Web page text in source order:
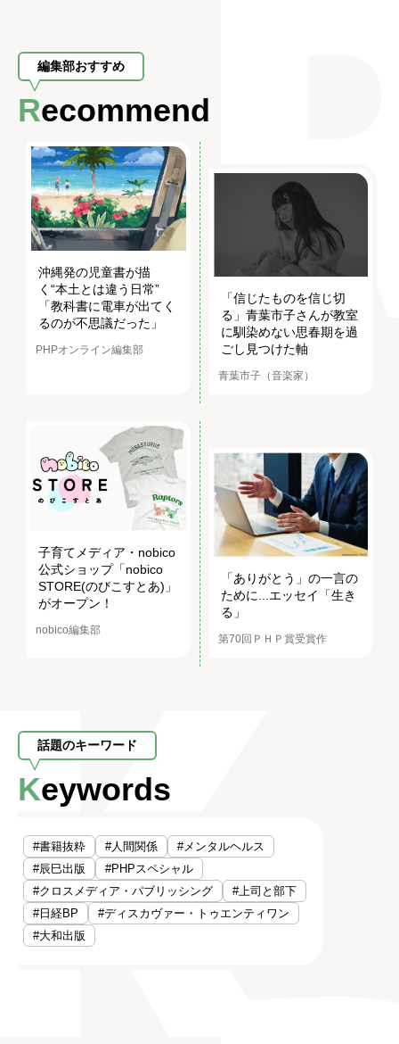
編集部おすすめ
Recommend
沖縄発の児童書が描
く“本土とは違う日常”
「教科書に電車が出てく
るのが不思議だった」
PHPオンライン編集部
「信じたものを信じ切
る」青葉市子さんが教室
に馴染めない思春期を過
ごし見つけた軸
青葉市子（音楽家）
子育てメディア・nobico
公式ショップ「nobico
STORE(のびこすとあ)」
がオープン！
nobico編集部
「ありがとう」の一言の
ために...エッセイ「生き
る」
第70回ＰＨＰ賞受賞作
話題のキーワード
Keywords
#書籍抜粋 #人間関係
#メンタルヘルス
#辰巳出版
#PHPスペシャル
#クロスメディア・パブリッシング
#上司と部下
#日経BP
#ディスカヴァー・トゥエンティワン
#大和出版